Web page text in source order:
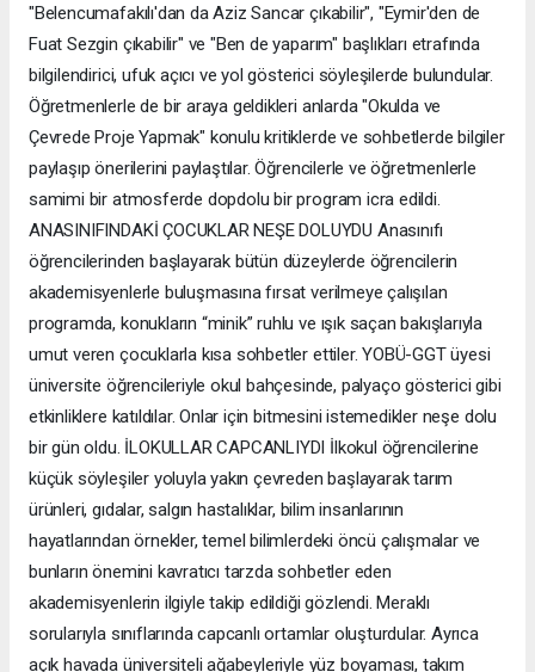
"Belencumafakılı'dan da Aziz Sancar çıkabilir", "Eymir'den de
Fuat Sezgin çıkabilir" ve "Ben de yaparım" başlıkları etrafında
bilgilendirici, ufuk açıcı ve yol gösterici söyleşilerde bulundular.
Öğretmenlerle de bir araya geldikleri anlarda "Okulda ve
Çevrede Proje Yapmak" konulu kritiklerde ve sohbetlerde bilgiler
paylaşıp önerilerini paylaştılar. Öğrencilerle ve öğretmenlerle
samimi bir atmosferde dopdolu bir program icra edildi.
ANASINIFINDAKİ ÇOCUKLAR NEŞE DOLUYDU Anasınıfı
öğrencilerinden başlayarak bütün düzeylerde öğrencilerin
akademisyenlerle buluşmasına fırsat verilmeye çalışılan
programda, konukların “minik” ruhlu ve ışık saçan bakışlarıyla
umut veren çocuklarla kısa sohbetler ettiler. YOBÜ-GGT üyesi
üniversite öğrencileriyle okul bahçesinde, palyaço gösterici gibi
etkinliklere katıldılar. Onlar için bitmesini istemedikler neşe dolu
bir gün oldu. İLOKULLAR CAPCANLIYDI İlkokul öğrencilerine
küçük söyleşiler yoluyla yakın çevreden başlayarak tarım
ürünleri, gıdalar, salgın hastalıklar, bilim insanlarının
hayatlarından örnekler, temel bilimlerdeki öncü çalışmalar ve
bunların önemini kavratıcı tarzda sohbetler eden
akademisyenlerin ilgiyle takip edildiği gözlendi. Meraklı
sorularıyla sınıflarında capcanlı ortamlar oluşturdular. Ayrıca
açık havada üniversiteli ağabeyleriyle yüz boyaması, takım